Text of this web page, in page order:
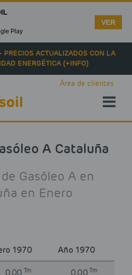
ACTUALIZADOS CON LA
ENERGÉTICA (+INFO)
Área de clientes
A Cataluña
Gasóleo A en
en Enero
1970 Año 1970
Tm Tm
Play
VER